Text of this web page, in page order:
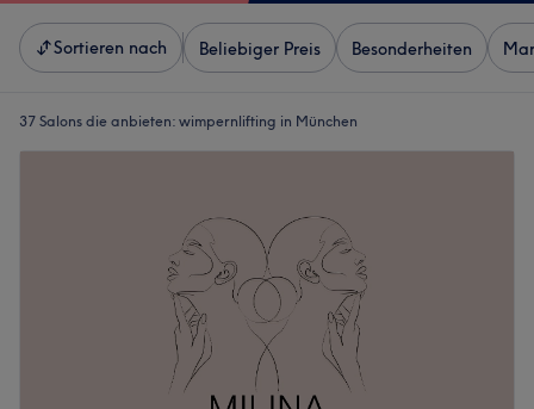
Sortieren nach Beliebiger Preis Besonderheiten
37 Salons die anbieten: wimpernlifting in München